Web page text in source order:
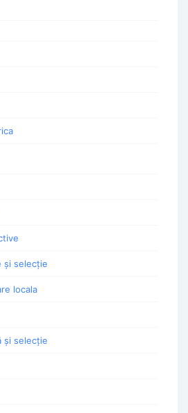
și selecție
locala
și selecție